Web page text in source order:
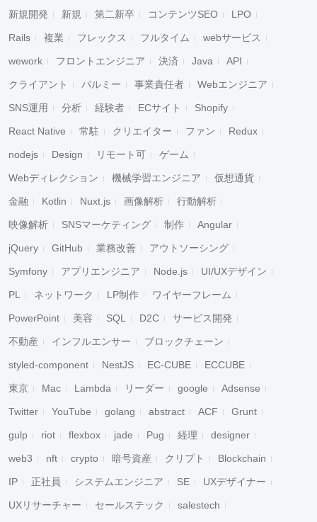
新規開発 新規 第二新卒 コンテンツSEO LPO
Rails 複業 フレックス フルタイム webサービス
wework フロントエンジニア 決済 Java API
クライアント パルミー 事業責任者 Webエンジニア
SNS運用 分析 経験者 ECサイト Shopify
React Native 常駐 クリエイター ファン Redux
nodejs Design リモート可 ゲーム
Webディレクション 機械学習エンジニア 仮想通貨
金融 Kotlin Nuxt.js 画像解析 行動解析
映像解析 SNSマーケティング 制作 Angular
jQuery GitHub 業務改善 アウトソーシング
Symfony アプリエンジニア Node.js UI/UXデザイン
PL ネットワーク LP制作 ワイヤーフレーム
PowerPoint 美容 SQL D2C サービス開発
不動産 インフルエンサー ブロックチェーン
styled-component NestJS EC-CUBE ECCUBE
東京 Mac Lambda リーダー google Adsense
Twitter YouTube golang abstract ACF Grunt
gulp riot flexbox jade Pug 経理 designer
web3 nft crypto 暗号資産 クリプト Blockchain
IP 正社員 システムエンジニア SE UXデザイナー
UXリサーチャー セールステック salestech